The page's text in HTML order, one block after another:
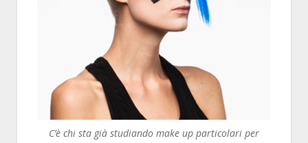
C’è chi sta già studiando make up particolari per